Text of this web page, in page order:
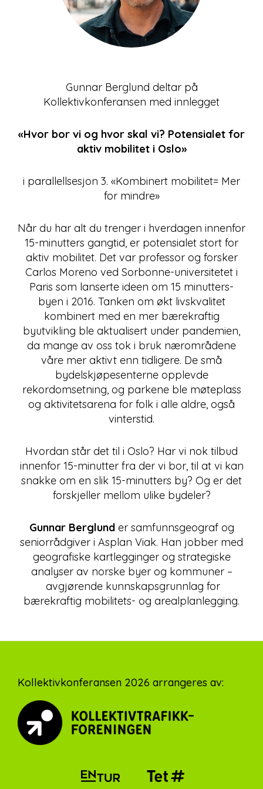
Gunnar Berglund deltar på
Kollektivkonferansen med innlegget
«Hvor bor vi og hvor skal vi? Potensialet for
aktiv mobilitet i Oslo»
i parallellsesjon 3. «Kombinert mobilitet= Mer
for mindre»
Når du har alt du trenger i hverdagen innenfor
15-minutters gangtid, er potensialet stort for
aktiv mobilitet. Det var professor og forsker
Carlos Moreno ved Sorbonne-universitetet i
Paris som lanserte ideen om 15 minutters-
byen i 2016. Tanken om økt livskvalitet
kombinert med en mer bærekraftig
byutvikling ble aktualisert under pandemien,
da mange av oss tok i bruk nærområdene
våre mer aktivt enn tidligere. De små
bydelskjøpesenterne opplevde
rekordomsetning, og parkene ble møteplass
og aktivitetsarena for folk i alle aldre, også
vinterstid.
Hvordan står det til i Oslo? Har vi nok tilbud
innenfor 15-minutter fra der vi bor, til at vi kan
snakke om en slik 15-minutters by? Og er det
forskjeller mellom ulike bydeler?
Gunnar Berglunder samfunnsgeograf og
seniorrådgiver i Asplan Viak. Han jobber med
geografiske kartlegginger og strategiske
analyser av norske byer og kommuner –
avgjørende kunnskapsgrunnlag for
bærekraftig mobilitets- og arealplanlegging.
Footer
Kollektivkonferansen 2026 arrangeres av: